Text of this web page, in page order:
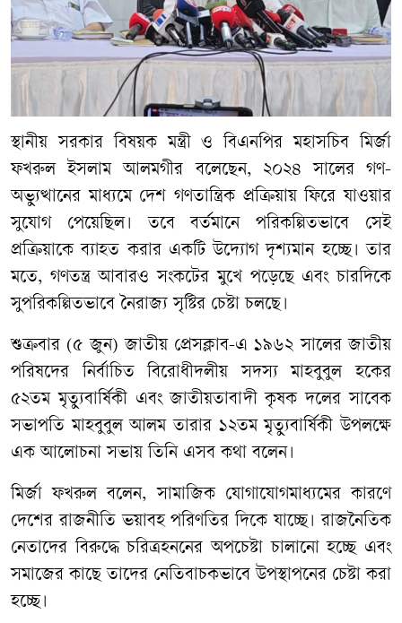
স্থানীয় সরকার বিষয়ক মন্ত্রী ও বিএনপির মহাসচিব মির্জা
ফখরুল ইসলাম আলমগীর বলেছেন, ২০২৪ সালের গণ-
অভ্যুত্থানের মাধ্যমে দেশ গণতান্ত্রিক প্রক্রিয়ায় ফিরে যাওয়ার
সুযোগ পেয়েছিল। তবে বর্তমানে পরিকল্পিতভাবে সেই
প্রক্রিয়াকে ব্যাহত করার একটি উদ্যোগ দৃশ্যমান হচ্ছে। তার
মতে, গণতন্ত্র আবারও সংকটের মুখে পড়েছে এবং চারদিকে
সুপরিকল্পিতভাবে নৈরাজ্য সৃষ্টির চেষ্টা চলছে।
শুক্রবার (৫ জুন) জাতীয় প্রেসক্লাব-এ ১৯৬২ সালের জাতীয়
পরিষদের নির্বাচিত বিরোধীদলীয় সদস্য মাহবুবুল হকের
৫২তম মৃত্যুবার্ষিকী এবং জাতীয়তাবাদী কৃষক দলের সাবেক
সভাপতি মাহবুবুল আলম তারার ১২তম মৃত্যুবার্ষিকী উপলক্ষে
এক আলোচনা সভায় তিনি এসব কথা বলেন।
মির্জা ফখরুল বলেন, সামাজিক যোগাযোগমাধ্যমের কারণে
দেশের রাজনীতি ভয়াবহ পরিণতির দিকে যাচ্ছে। রাজনৈতিক
নেতাদের বিরুদ্ধে চরিত্রহননের অপচেষ্টা চালানো হচ্ছে এবং
সমাজের কাছে তাদের নেতিবাচকভাবে উপস্থাপনের চেষ্টা করা
হচ্ছে।